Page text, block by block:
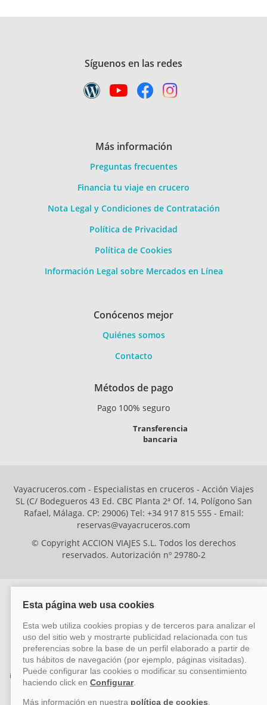
Síguenos en las redes
Más información
Preguntas frecuentes
Financia tu viaje en crucero
Nota Legal y Condiciones de Contratación
Política de Privacidad
Política de Cookies
Información Legal sobre Mercados en Línea
Conócenos mejor
Quiénes somos
Contacto
Métodos de pago
Pago 100% seguro
Transferencia
bancaria
Vayacruceros.com - Especialistas en cruceros - Acción Viajes
SL (C/ Bodegueros 43 Ed. CBC Planta 2ª Of. 14, Polígono San
Rafael, Málaga. CP: 29006) Tel: +34 917 815 555 - Email:
reservas@vayacruceros.com
© Copyright ACCION VIAJES S.L. Todos los derechos
reservados. Autorización nº 29780-2
ACCION VIAJES SL ha sido beneficiaria del Fondo Europeo de Desarrollo
Regional (FEDER), cuyo objetivo es mejorar la competitividad de las pymes
mediante el impulso de la innovación, el desarrollo tecnológico, la
investigación de calidad y el uso seguro y fiable del ciberespacio. Gracias a
esta financiación, la empresa ha puesto en marcha un Plan de Acción